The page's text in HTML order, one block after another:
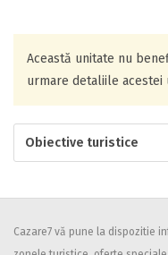
Această unitate nu
urmare detaliile acestei
Obiective turistice
Cazare7 vă pune la dispozitie